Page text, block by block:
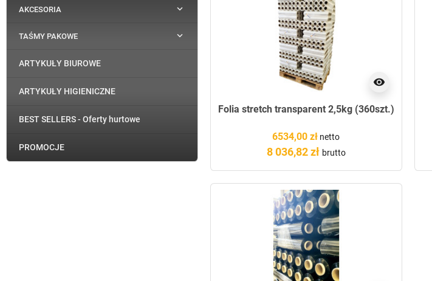
AKCESORIA 
TAŚMY PAKOWE 
ARTYKUŁY BIUROWE
ARTYKUŁY HIGIENICZNE
BEST SELLERS - Oferty hurtowe
PROMOCJE
visibility
Folia stretch transparent 2,5kg (360szt.)
6534,00 zł netto
8 036,82 zł brutto